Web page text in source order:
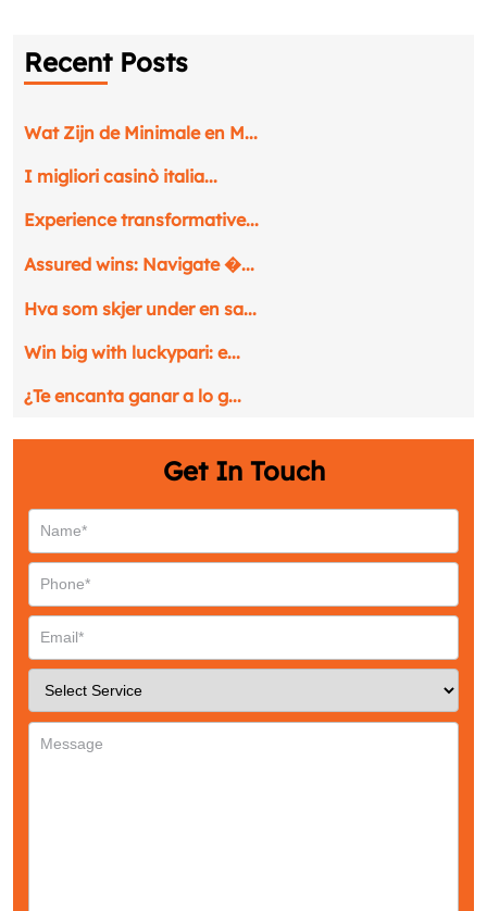
Request a CallBack
Name
Email*
Recent Posts
Wat Zijn de Minimale en M...
I migliori casinò italia...
Experience transformative...
Assured wins: Navigate �...
Hva som skjer under en sa...
Win big with luckypari: e...
¿Te encanta ganar a lo g...
Get In Touch